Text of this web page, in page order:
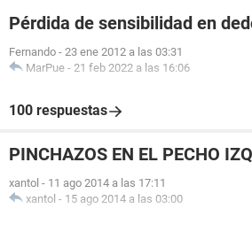
Pérdida de sensibilidad en
Fernando - 23 ene 2012 a las 03:31
MarPue - 21 feb 2022 a las 16:06
100 respuestas
PINCHAZOS EN EL PECHO
xantol - 11 ago 2014 a las 17:11
xantol - 15 ago 2014 a las 03:00